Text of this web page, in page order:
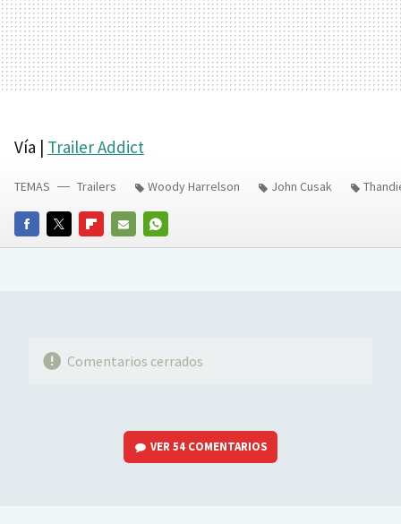
Vía | Trailer Addict
FACEBOOKTWITTERFLIPBOARD
E-
WHATSAPP
TEMAS Trailers Woody Harrelson John Cusak
Comentarios cerrados
VER54 COMENTARIOS